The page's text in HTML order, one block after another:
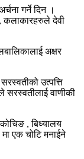
गर्ने दिन ।
कलाकारहरुले देवी
अक्षर
उत्पत्ति
सरस्वतीलाई वाणीकी
, बिध्यालय
मा एक चोटि मनाईने